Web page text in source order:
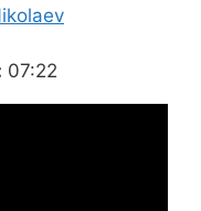
07:22